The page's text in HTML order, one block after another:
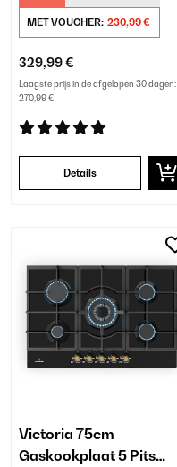
MET VOUCHER: 230,99 €
329,99 €
Laagste prijs in de afgelopen 30 dagen:
270,99 €
Details
Victoria 75cm
Gaskookplaat 5 Pits